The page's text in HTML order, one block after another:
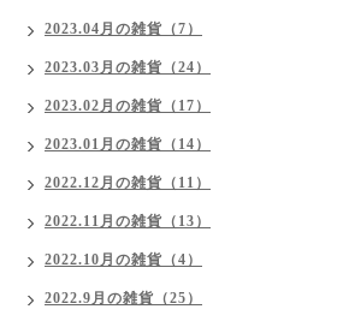
2023.04月の雑貨（7）
2023.03月の雑貨（24）
2023.02月の雑貨（17）
2023.01月の雑貨（14）
2022.12月の雑貨（11）
2022.11月の雑貨（13）
2022.10月の雑貨（4）
2022.9月の雑貨（25）